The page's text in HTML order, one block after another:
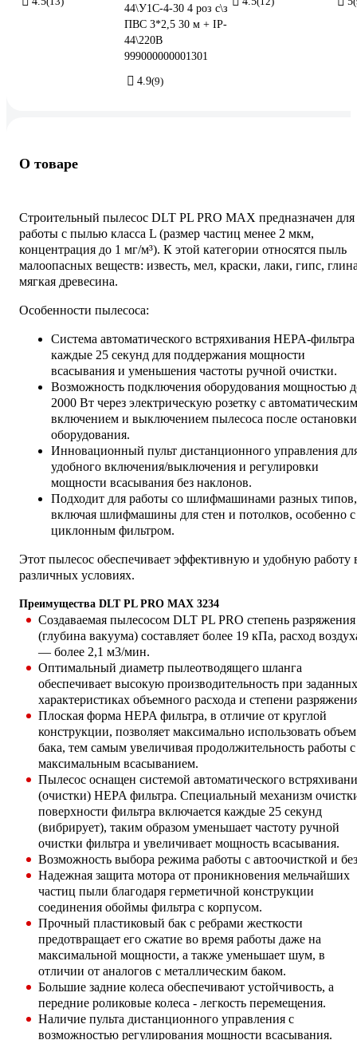
44\У1С-4-30 4 роз с\з
ПВС 3*2,5 30 м + IP-
44\220В
999000000001301
4.9(9)
О товаре
Строительный пылесос DLT PL PRO MAX предназначен для
работы с пылью класса L (размер частиц менее 2 мкм,
концентрация до 1 мг/м³). К этой категории относятся пыль
малоопасных веществ: известь, мел, краски, лаки, гипс,
мягкая древесина.
Особенности пылесоса:
Система автоматического встряхивания HEPA-фильтра
каждые 25 секунд для поддержания мощности
всасывания и уменьшения частоты ручной очистки.
Возможность подключения оборудования мощностью
2000 Вт через электрическую розетку с автоматическим
включением и выключением пылесоса после остановки
оборудования.
Инновационный пульт дистанционного управления
удобного включения/выключения и регулировки
мощности всасывания без наклонов.
Подходит для работы со шлифмашинами разных типов,
включая шлифмашины для стен и потолков, особенно с
циклонным фильтром.
Этот пылесос обеспечивает эффективную и удобную работу
различных условиях.
Преимущества DLT PL PRO MAX 3234
Создаваемая пылесосом DLT PL PRO степень разряжения
(глубина вакуума) составляет более 19 кПа, расход
— более 2,1 м3/мин.
Оптимальный диаметр пылеотводящего шланга
обеспечивает высокую производительность при заданных
характеристиках объемного расхода и степени
Плоская форма HEPA фильтра, в отличие от круглой
конструкции, позволяет максимально использовать объем
бака, тем самым увеличивая продолжительность работы с
максимальным всасыванием.
Пылесос оснащен системой автоматического
(очистки) HEPA фильтра. Специальный механизм
поверхности фильтра включается каждые 25 секунд
(вибрирует), таким образом уменьшает частоту ручной
очистки фильтра и увеличивает мощность всасывания.
Возможность выбора режима работы с автоочисткой и
Надежная защита мотора от проникновения мельчайших
частиц пыли благодаря герметичной конструкции
соединения обоймы фильтра с корпусом.
Прочный пластиковый бак с ребрами жесткости
предотвращает его сжатие во время работы даже на
максимальной мощности, а также уменьшает шум, в
отличии от аналогов с металлическим баком.
Большие задние колеса обеспечивают устойчивость, а
передние роликовые колеса - легкость перемещения.
Наличие пульта дистанционного управления с
возможностью регулирования мощности всасывания.